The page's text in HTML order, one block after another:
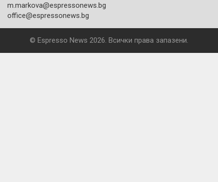
m.markova@espressonews.bg
office@espressonews.bg
© Espresso News 2026. Всички права запазени.